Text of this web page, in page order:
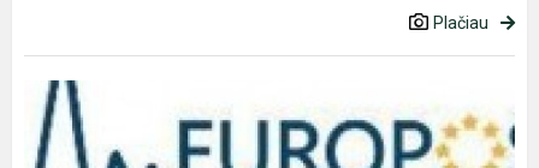
Plačiau
Europos
klubas
kviečia!